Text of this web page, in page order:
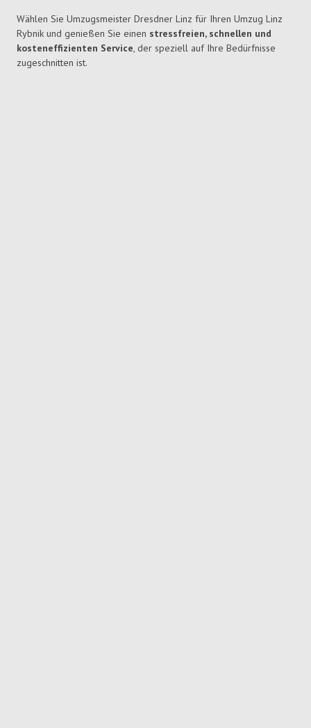
Wählen Sie Umzugsmeister Dresdner Linz für Ihren Umzug Linz
Rybnik und genießen Sie einen stressfreien, schnellen und
kosteneffizienten Service, der speziell auf Ihre Bedürfnisse
zugeschnitten ist.